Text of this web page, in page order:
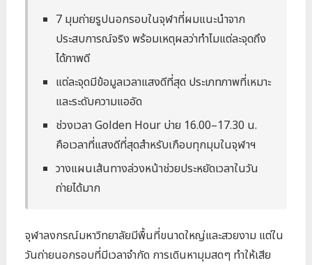
7 มุมถ่ายรูปนอกรอบในจุฬาที่ผมแนะนำจาก
ประสบการณ์จริง พร้อมเหตุผลว่าทำไมแต่ละจุดถึง
ได้ภาพดี
แต่ละจุดมีข้อมูลเวลาแสงดีที่สุด ประเภทภาพที่เหมาะ
และระดับความแออัด
ช่วงเวลา Golden Hour บ่าย 16.00–17.30 น.
คือเวลาที่แสงดีที่สุดสำหรับเกือบทุกมุมในจุฬาฯ
วางแผนเส้นทางล่วงหน้าช่วยประหยัดเวลาในวัน
ถ่ายได้มาก
จุฬาลงกรณ์มหาวิทยาลัยมีพื้นที่ขนาดใหญ่และสวยงาม แต่ใน
วันถ่ายนอกรอบที่มีเวลาจำกัด การเดินหามุมสดๆ ทำให้เสีย